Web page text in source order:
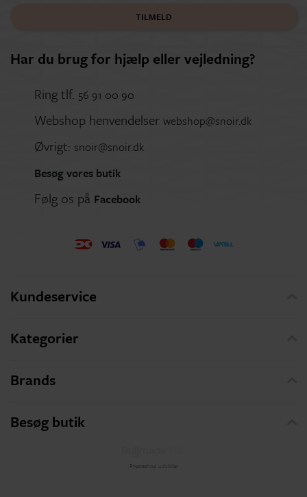
TILMELD
Har du brug for hjælp eller vejledning?
Ring tlf. 56 91 00 90
Webshop henvendelser webshop@snoir.dk
Øvrigt: snoir@snoir.dk
Besøg vores butik
Følg os på Facebook
Kundeservice
Kategorier
Brands
Besøg butik
Prestashop udvikler